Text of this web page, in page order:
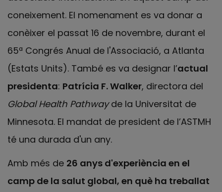
coneixement. El nomenament es va donar a
conèixer el passat 16 de novembre, durant el
65ª Congrés Anual de l'Associació, a Atlanta
(Estats Units). També es va designar l’actual
presidenta: Patrícia F. Walker, directora del
Global Health Pathwayde la Universitat de
Minnesota. El mandat de president de l’ASTMH
té una durada d'un any.
Amb més de 26 anys d'experiència en el
camp de la salut global, en què ha treballat